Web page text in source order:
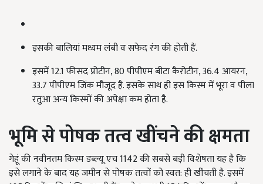
इसकी बालियां मध्यम लंबी व सफेद रंग की होती हैं.
इसमें 12.1 फीसद प्रोटीन, 80 पीपीएम बीटा कैरोटीन, 36.4 आयरन,
33.7 पीपीएम जिंक मौजूद है. इसके साथ ही इस किस्म में भूरा व पीला
रतुआ अन्य किस्मों की अपेक्षा कम होता है.
भूमि से पोषक तत्व खींचने की क्षमता
गेहूं की नवीनतम किस्म डब्ल्यू एच 1142 की सबसे बड़ी विशेषता यह है कि
इसे लगाने के बाद यह जमीन से पोषक तत्वों को स्वत: ही खींचती है. इसमें